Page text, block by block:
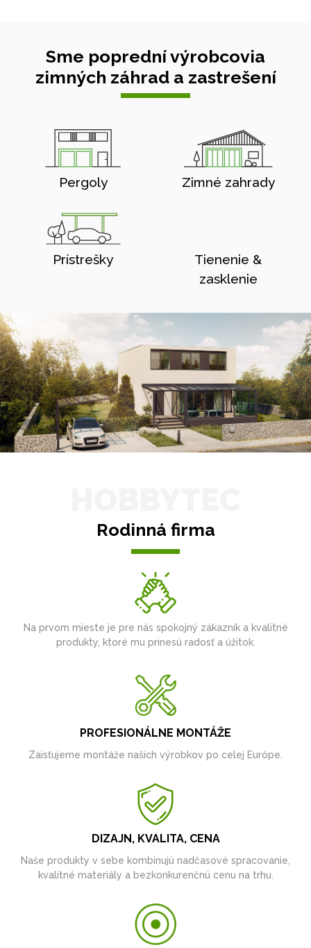
Sme poprední výrobcovia
zimných záhrad a zastrešení
Pergoly Zimné zahrady
Prístrešky
Tienenie &
zasklenie
Rodinná firma
Na prvom mieste je pre nás spokojný zákazník a kvalitné
produkty, ktoré mu prinesú radosť a úžitok.
PROFESIONÁLNE MONTÁŽE
Zaisťujeme montáže našich výrobkov po celej Európe.
DIZAJN, KVALITA, CENA
Naše produkty v sebe kombinujú nadčasové spracovanie,
kvalitné materiály a bezkonkurenčnú cenu na trhu.